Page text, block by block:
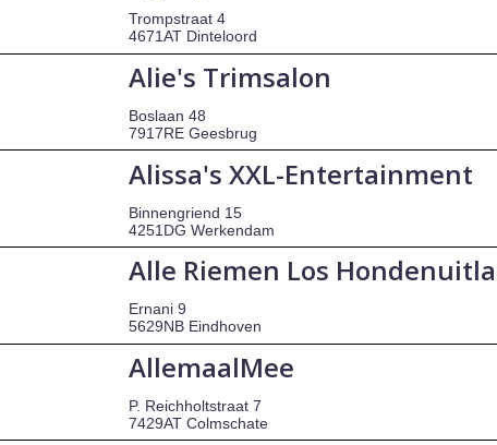
Trompstraat 4
4671AT Dinteloord
Alie's Trimsalon
Boslaan 48
7917RE Geesbrug
Alissa's XXL-Entertainment
Binnengriend 15
4251DG Werkendam
Alle Riemen Los
Ernani 9
5629NB Eindhoven
AllemaalMee
P. Reichholtstraat 7
7429AT Colmschate